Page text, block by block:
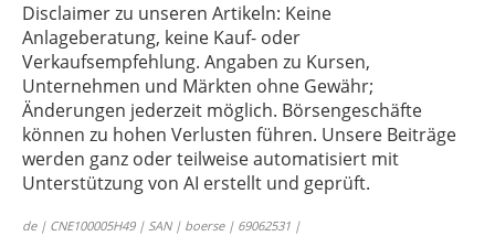
Disclaimer zu unseren Artikeln: Keine
Anlageberatung, keine Kauf- oder
Verkaufsempfehlung. Angaben zu Kursen,
Unternehmen und Märkten ohne Gewähr;
Änderungen jederzeit möglich. Börsengeschäfte
können zu hohen Verlusten führen. Unsere Beiträge
werden ganz oder teilweise automatisiert mit
Unterstützung von AI erstellt und geprüft.
de | CNE100005H49 | SAN | boerse | 69062531 |